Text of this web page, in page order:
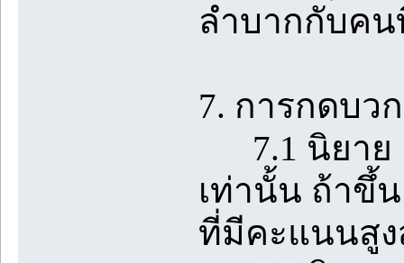
ลำบากกับค
7. การกดบว
7.1 นิยาย
เท่านั้น ถ้าขึ้
ที่มีคะแนนสู